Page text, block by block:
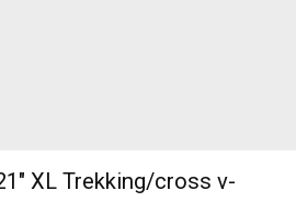
XL Trekking/cross v-